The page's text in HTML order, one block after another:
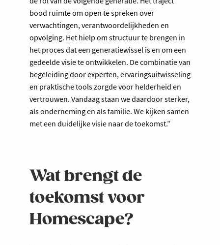
bood ruimte om open te spreken over
verwachtingen, verantwoordelijkheden en
opvolging. Het hielp om structuur te brengen in
het proces dat een generatiewissel is en om een
gedeelde visie te ontwikkelen. De combinatie van
begeleiding door experten, ervaringsuitwisseling
en praktische tools zorgde voor helderheid en
vertrouwen. Vandaag staan we daardoor sterker,
als onderneming en als familie. We kijken samen
met een duidelijke visie naar de toekomst.”
Wat brengt de
toekomst voor
Homescape?